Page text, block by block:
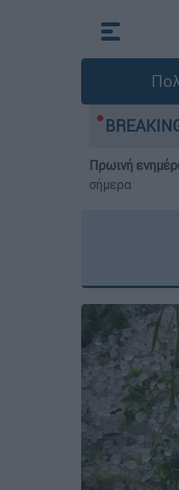
- Νοσηλευόταν
Πρωινή
σήμερα